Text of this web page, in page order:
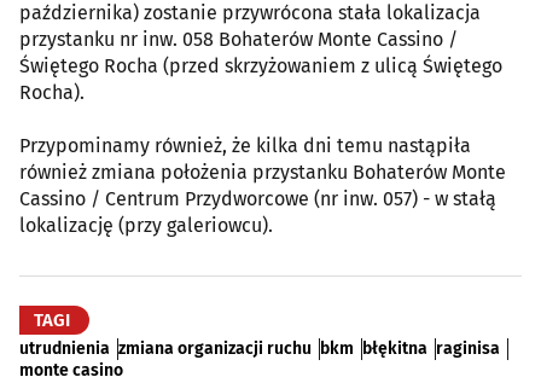
października) zostanie przywrócona stała lokalizacja
przystanku nr inw. 058 Bohaterów Monte Cassino /
Świętego Rocha (przed skrzyżowaniem z ulicą Świętego
Rocha).
Przypominamy również, że kilka dni temu nastąpiła
również zmiana położenia przystanku Bohaterów Monte
Cassino / Centrum Przydworcowe (nr inw. 057) - w stałą
lokalizację (przy galeriowcu).
TAGI
utrudnienia zmiana organizacji ruchu bkm błękitna raginisa
monte casino